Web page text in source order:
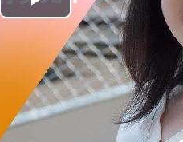
Play
Video